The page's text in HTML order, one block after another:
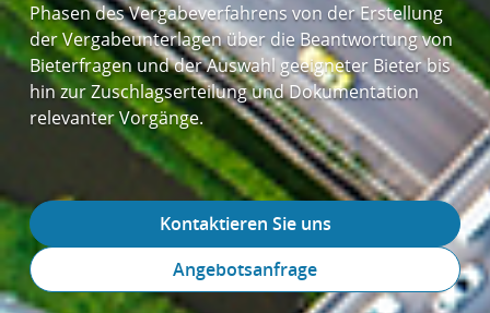
Phasen des Vergabeverfahrens von der Erstellung
der Vergabeunterlagen über die Beantwortung von
Bieterfragen und der Auswahl geeigneter Bieter bis
hin zur Zuschlagserteilung und Dokumentation
relevanter Vorgänge.
Kontaktieren Sie uns
Angebotsanfrage